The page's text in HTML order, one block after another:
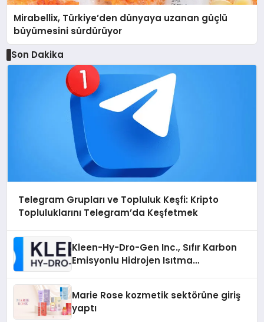
Mirabellix, Türkiye’den dünyaya uzanan güçlü
büyümesini sürdürüyor
Son Dakika
Telegram Grupları ve Topluluk Keşfi: Kripto
Topluluklarını Telegram’da Keşfetmek
Kleen-Hy-Dro-Gen Inc., Sıfır Karbon
Emisyonlu Hidrojen Isıtma
Marie Rose kozmetik sektörüne giriş
yaptı